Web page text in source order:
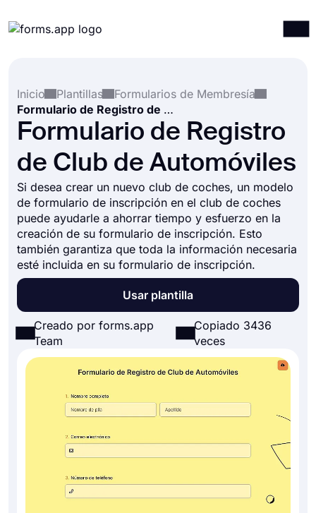
Integraciones
Plantillas
Recursos
Inicio
Plantillas
Formularios de Membresía
Formulario de Registro de Club de Automóviles
Formulario de Registro
de Club de Automóviles
Si desea crear un nuevo club de coches, un modelo
de formulario de inscripción en el club de coches
puede ayudarle a ahorrar tiempo y esfuerzo en la
creación de su formulario de inscripción. Esto
también garantiza que toda la información necesaria
esté incluida en su formulario de inscripción.
Usar plantilla
Creado por forms.app
Team
Copiado 3436
veces